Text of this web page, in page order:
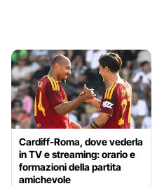
Cardiff-Roma, dove vederla
in TV e streaming: orario e
formazioni della partita
amichevole